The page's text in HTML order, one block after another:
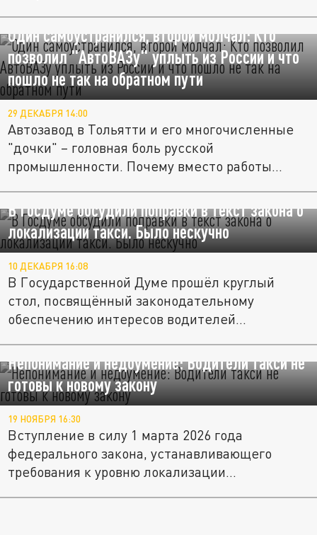
Один самоустранился, второй молчал: Кто
позволил "АвтоВАЗу" уплыть из России и что
пошло не так на обратном пути
29 ДЕКАБРЯ 14:00
Автозавод в Тольятти и его многочисленные
"дочки" – головная боль русской
промышленности. Почему вместо работы...
В Госдуме обсудили поправки в текст закона о
локализации такси. Было нескучно
10 ДЕКАБРЯ 16:08
В Государственной Думе прошёл круглый
стол, посвящённый законодательному
обеспечению интересов водителей...
Непонимание и недоумение: Водители такси не
готовы к новому закону
19 НОЯБРЯ 16:30
Вступление в силу 1 марта 2026 года
федерального закона, устанавливающего
требования к уровню локализации...